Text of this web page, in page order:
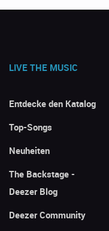
LIVE THE MUSIC
Entdecke den Katalog
Top-Songs
Neuheiten
The Backstage -
Deezer Blog
Deezer Community